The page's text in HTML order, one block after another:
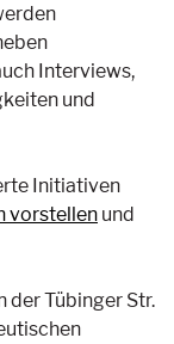
Interviews,
und
Initiativen
vorstellen und
der Tübinger Str.